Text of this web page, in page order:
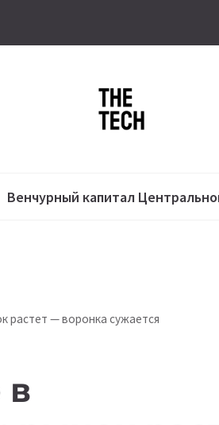
Венчурный капитал
растет — воронка сужается
в